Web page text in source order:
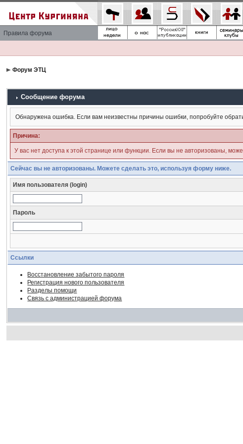
Правила форума
Форум ЭТЦ
Сообщение форума
Обнаружена ошибка. Если вам неизвестны причины ошибки, попробуйте
Причина:
У вас нет доступа к этой странице или функции. Если вы не авторизованы,
Сейчас вы не авторизованы. Можете сделать это, используя форму ниже.
Имя пользователя (login)
Пароль
Ссылки
Восстановление забытого пароля
Регистрация нового пользователя
Разделы помощи
Связь с администрацией форума